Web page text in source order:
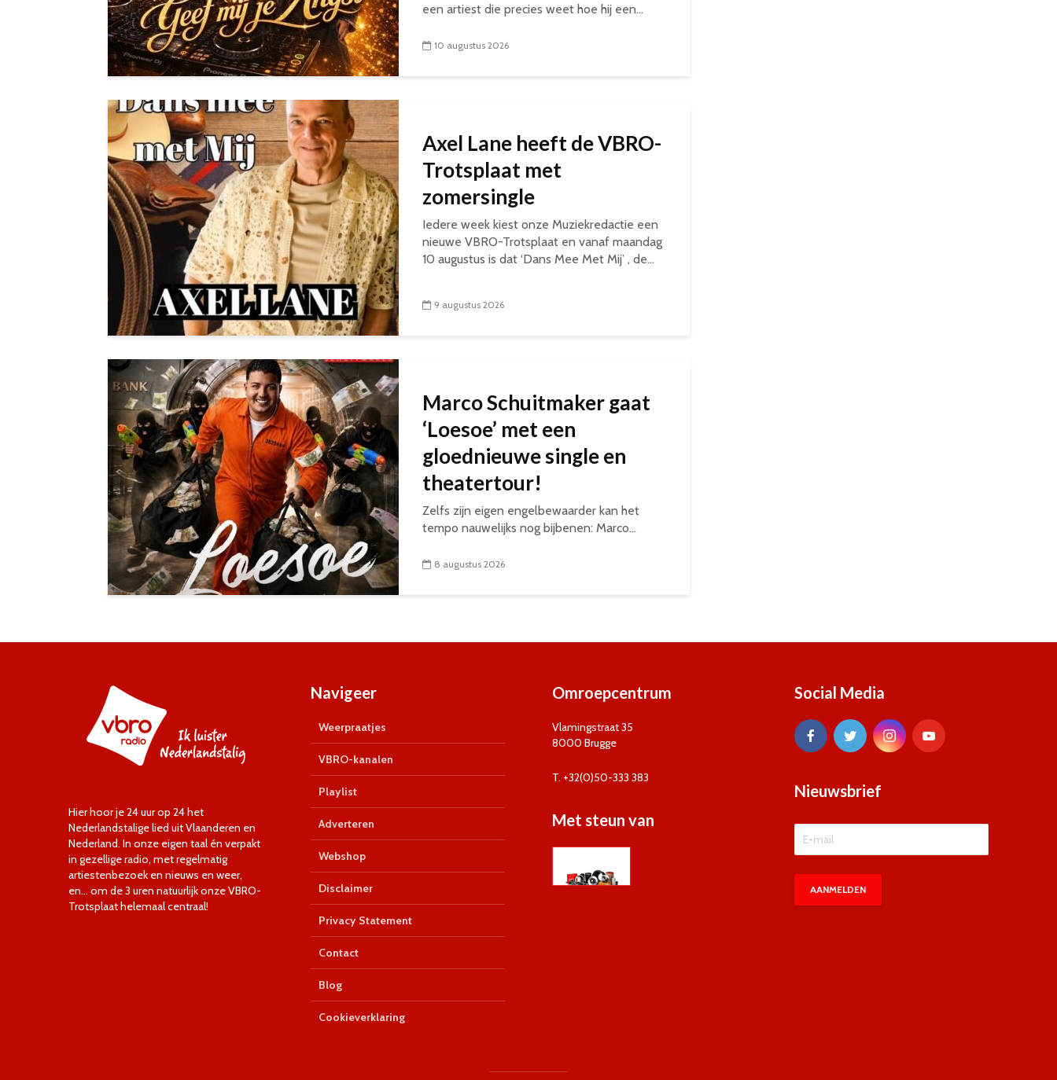
een artiest die precies weet hoe hij een...
10 augustus 2026
Axel Lane heeft de VBRO-
Trotsplaat met
zomersingle
Iedere week kiest onze Muziekredactie een
nieuwe VBRO-Trotsplaat en vanaf maandag
10 augustus is dat ‘Dans Mee Met Mij’ , de...
9 augustus 2026
Marco Schuitmaker gaat
‘Loesoe’ met een
gloednieuwe single en
theatertour!
Zelfs zijn eigen engelbewaarder kan het
tempo nauwelijks nog bijbenen: Marco...
8 augustus 2026
Hier hoor je 24 uur op 24 het
Nederlandstalige lied uit Vlaanderen en
Nederland. In onze eigen taal én verpakt
in gezellige radio, met regelmatig
artiestenbezoek en nieuws en weer,
en… om de 3 uren natuurlijk onze VBRO-
Trotsplaat helemaal centraal!
Navigeer
Weerpraatjes
VBRO-kanalen
Playlist
Adverteren
Webshop
Disclaimer
Privacy Statement
Contact
Blog
Cookieverklaring
Omroepcentrum
Vlamingstraat 35
8000 Brugge
T. +32(0)50-333 383
Met steun van
Social Media
Nieuwsbrief